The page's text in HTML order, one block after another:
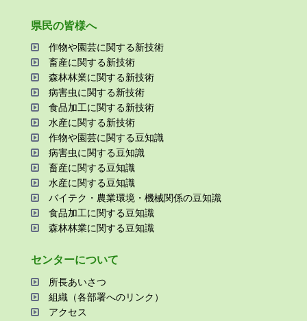
県⺠の皆様へ
作物や園芸に関する新技術
畜産に関する新技術
森林林業に関する新技術
病害⾍に関する新技術
⾷品加⼯に関する新技術
⽔産に関する新技術
作物や園芸に関する⾖知識
病害⾍に関する⾖知識
畜産に関する⾖知識
⽔産に関する⾖知識
バイテク・農業環境・機械関係の⾖知識
⾷品加⼯に関する⾖知識
森林林業に関する⾖知識
センターについて
所⻑あいさつ
組織（各部署へのリンク）
アクセス